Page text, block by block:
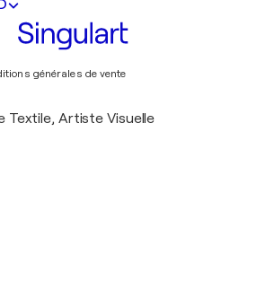
générales de vente
Textile, Artiste Visuelle